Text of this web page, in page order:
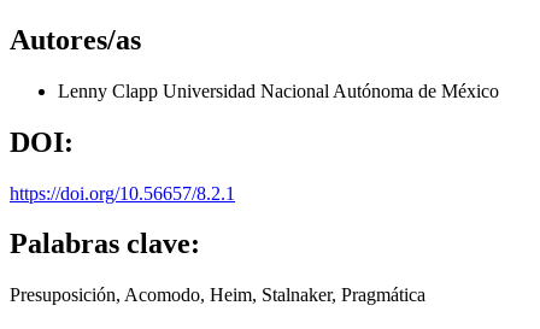
Autores/as
Lenny Clapp Universidad Nacional Autónoma de México
DOI:
https://doi.org/10.56657/8.2.1
Palabras clave:
Presuposición, Acomodo, Heim, Stalnaker, Pragmática